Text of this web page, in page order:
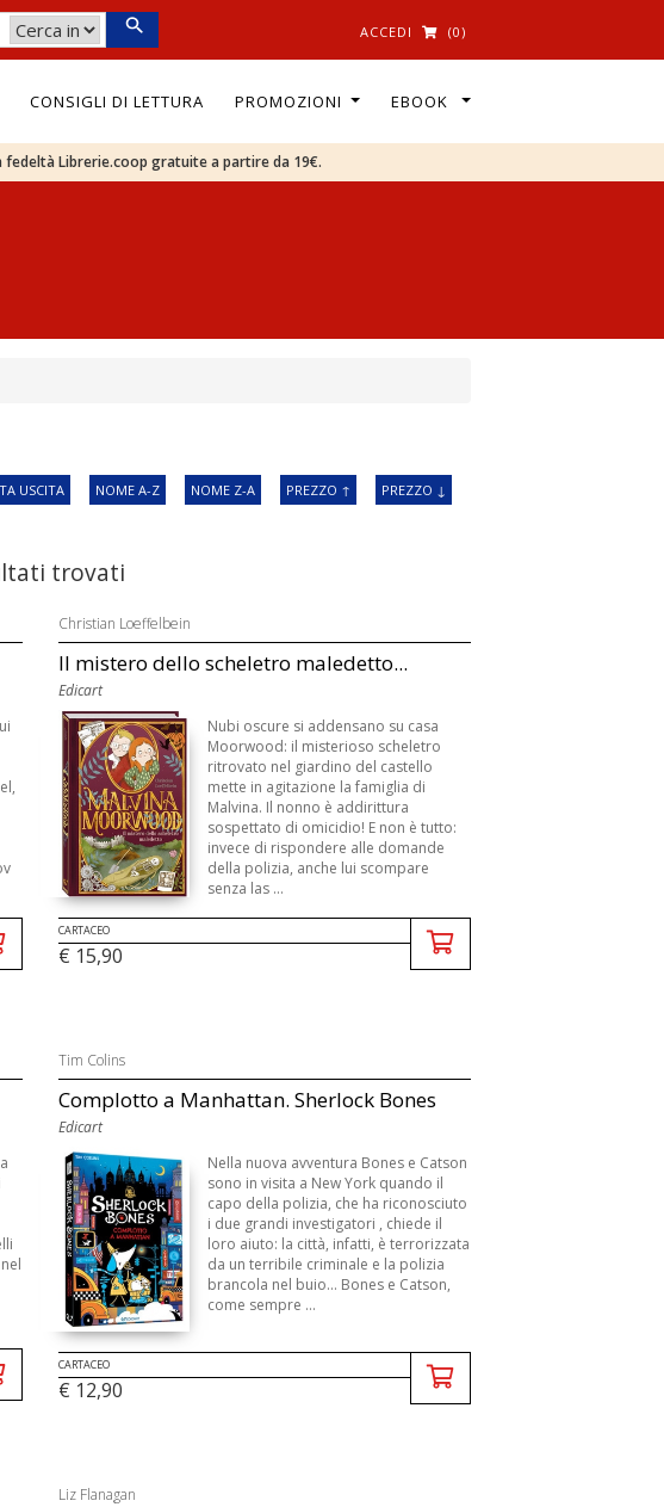
ACCEDI (0)
CONSIGLI DI LETTURA PROMOZIONI EBOOK
fedeltà Librerie.coop gratuite a partire da 19€.
USCITA NOME A-Z NOME Z-A PREZZO ↑ PREZZO ↓
trovati
Christian Loeffelbein
Il mistero dello scheletro maledetto...
Edicart
Nubi oscure si addensano su casa
Moorwood: il misterioso scheletro
ritrovato nel giardino del castello
mette in agitazione la famiglia di
Malvina. Il nonno è addirittura
sospettato di omicidio! E non è tutto:
invece di rispondere alle domande
della polizia, anche lui scompare
senza las ...
CARTACEO
€ 15,90
Tim Colins
Complotto a Manhattan. Sherlock Bones
Edicart
Nella nuova avventura Bones e Catson
sono in visita a New York quando il
capo della polizia, che ha riconosciuto
i due grandi investigatori , chiede il
loro aiuto: la città, infatti, è terrorizzata
da un terribile criminale e la polizia
brancola nel buio... Bones e Catson,
come sempre ...
CARTACEO
€ 12,90
Liz Flanagan